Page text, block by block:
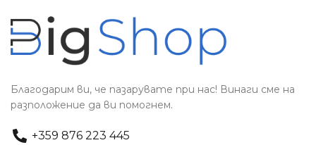
Благодарим ви, че пазарувате при нас! Винаги сме на
разположение да ви помогнем.
+359 876 223 445